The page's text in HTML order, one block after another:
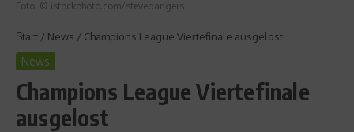
Foto: © istockphoto.com/stevedangers
Start / News / Champions League Viertefinale ausgelost
News
Champions League Viertefinale
ausgelost